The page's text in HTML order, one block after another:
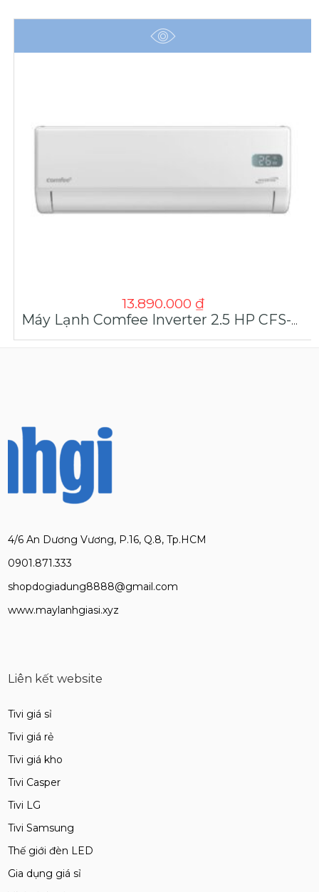
13.890.000 ₫
Máy Lạnh Comfee Inverter 2.5 HP CFS-25VGPF-V | Máy Lạnh Giá Sỉ
4/6 An Dương Vương, P.16, Q.8, Tp.HCM
0901.871.333
shopdogiadung8888@gmail.com
www.maylanhgiasi.xyz
Liên kết website
Tivi giá sỉ
Tivi giá rẻ
Tivi giá kho
Tivi Casper
Tivi LG
Tivi Samsung
Thế giới đèn LED
Gia dụng giá sỉ